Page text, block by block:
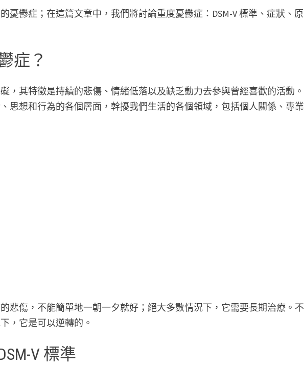
憂鬱症；在這篇文章中，我們將討論重度憂鬱症：DSM-V 標準、症狀、原
症？
，其特徵是持續的悲傷、情緒低落以及缺乏動力去參與曾經喜歡的活動。
思想和行為的各個層面，幹擾我們生活的各個領域，包括個人關係、專業
悲傷，不能簡單地一朝一夕就好；絕大多數情況下，它需要長期治療。不
，它是可以逆轉的。
V 標準